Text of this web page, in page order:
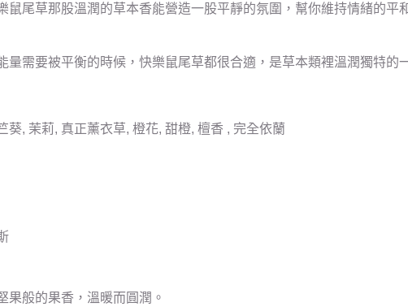
鼠尾草那股溫潤的草本香能營造一股平靜的氛圍，幫你維持情緒的平
需要被平衡的時候，快樂鼠尾草都很合適，是草本類裡溫潤獨特的
, 茉莉, 真正薰衣草, 橙花, 甜橙, 檀香 , 完全依蘭
果般的果香，溫暖而圓潤。